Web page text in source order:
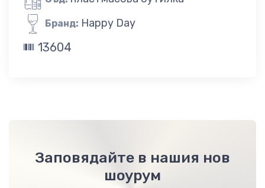
Бранд: Happy Day
13604
Заповядайте в нашия нов
шоурум